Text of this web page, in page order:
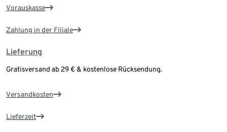
Vorauskasse
Zahlung in der Filiale
Lieferung
Gratisversand ab 29 € & kostenlose Rücksendung.
Versandkosten
Lieferzeit